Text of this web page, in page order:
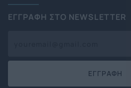
ΕΓΓΡΑΦΗ ΣΤΟ NEWSLETTER
ΕΓΓΡΑΦΗ